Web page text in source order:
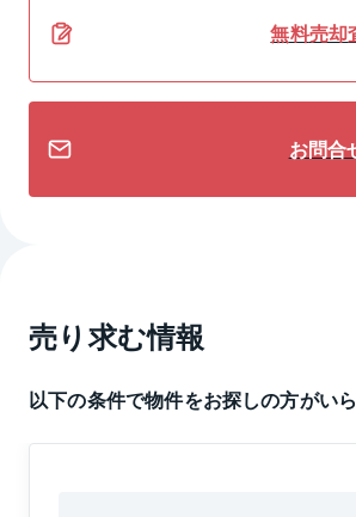
無料売却
お問合
売り求む情報
以下の条件で物件をお探しの方がい